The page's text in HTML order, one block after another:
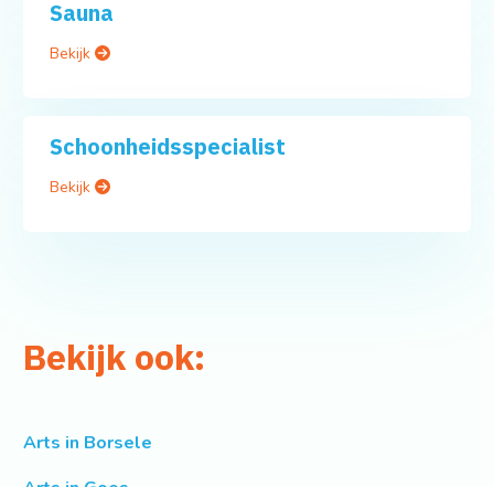
Sauna
Bekijk
Schoonheidsspecialist
Bekijk
Bekijk ook:
Arts in Borsele